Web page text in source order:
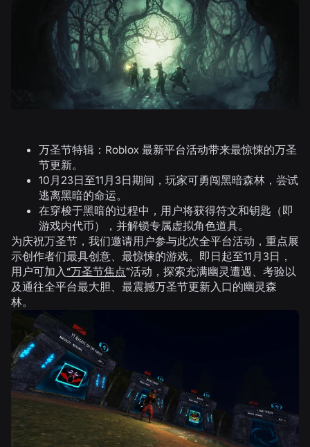
万圣节特辑：Roblox 最新平台活动带来最惊悚的万圣
节更新。
10月23日至11月3日期间，玩家可勇闯黑暗森林，尝试
逃离黑暗的命运。
在穿梭于黑暗的过程中，用户将获得符文和钥匙（即
游戏内代币），并解锁专属虚拟角色道具。
为庆祝万圣节，我们邀请用户参与此次全平台活动，重点展
示创作者们最具创意、最惊悚的游戏。即日起至11月3日，
用户可加入 “万圣节焦点”活动，探索充满幽灵遭遇、考验以
及通往全平台最大胆、最震撼万圣节更新入口的幽灵森
林。